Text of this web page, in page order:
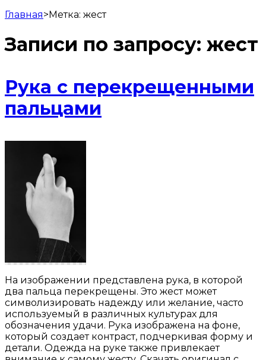
Главная>Метка: жест
Записи по запросу: жест
Рука с перекрещенными
пальцами
На изображении представлена рука, в которой
два пальца перекрещены. Это жест может
символизировать надежду или желание, часто
используемый в различных культурах для
обозначения удачи. Рука изображена на фоне,
который создает контраст, подчеркивая форму и
детали. Одежда на руке также привлекает